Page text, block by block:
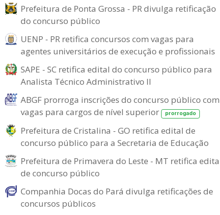
Prefeitura de Ponta Grossa - PR divulga retificação
do concurso público
UENP - PR retifica concursos com vagas para
agentes universitários de execução e profissionais
SAPE - SC retifica edital do concurso público para
Analista Técnico Administrativo II
ABGF prorroga inscrições do concurso público com
vagas para cargos de nível superior
prorrogado
Prefeitura de Cristalina - GO retifica edital de
concurso público para a Secretaria de Educação
Prefeitura de Primavera do Leste - MT retifica
de concurso público
Companhia Docas do Pará divulga retificações de
concursos públicos